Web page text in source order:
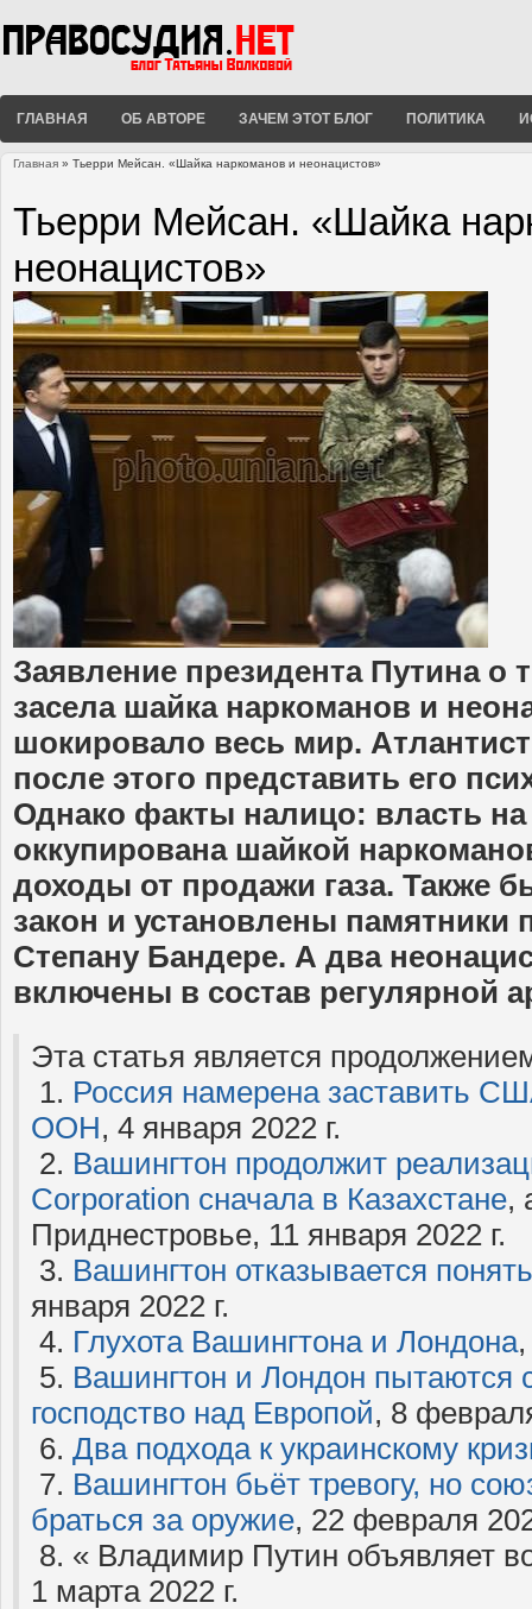
ГЛАВНАЯ ОБ АВТОРЕ ЗАЧЕМ ЭТОТ БЛОГ ПОЛИТИКА
Главная » Тьерри Мейсан. «Шайка наркоманов и неонацистов»
Тьерри Мейсан. «Шайка
неонацистов»
Заявление президента Путина о
засела шайка наркоманов и
шокировало весь мир.
после этого представить его
Однако факты налицо: власть
оккупирована шайкой
доходы от продажи газа. Также
закон и установлены памятники
Степану Бандере. А два
включены в состав регулярной
Эта статья является
1. Россия намерена заставить
ООН, 4 января 2022 г.
2. Вашингтон продолжит
Corporation сначала в Казахстане,
Приднестровье, 11 января 2022 г.
3. Вашингтон отказывается
января 2022 г.
4. Глухота Вашингтона и Лондона,
5. Вашингтон и Лондон пытаются
господство над Европой, 8
6. Два подхода к украинскому
7. Вашингтон бьёт тревогу, но
браться за оружие, 22 февраля
8. « Владимир Путин объявляет
1 марта 2022 г.